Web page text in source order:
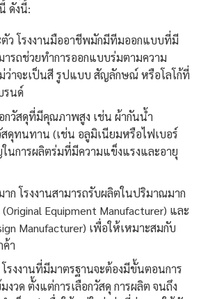
ดังนี้:
ว โรงงานมืออาชีพมักมีทีมออกแบบที่มี
ารถช่วยทำการออกแบบร่มตามความ
ม่ว่าจะเป็นสี รูปแบบ สัญลักษณ์ หรือโลโก้ที่
รนด์
กวัสดุที่มีคุณภาพสูง เช่น ผ้ากันน้ำ
สดุทนทาน (เช่น อลูมิเนียมหรือไฟเบอร์
นการผลิตร่มที่มีความแข็งแรงและอายุ
ก โรงงานสามารถรับผลิตในปริมาณมาก
Equipment Manufacturer) และ
Manufacturer) เพื่อให้เหมาะสมกับ
ค้า
รงงานที่มีมาตรฐานจะต้องมีขั้นตอนการ
วด ตั้งแต่การเลือกวัสดุ การผลิต จนถึง